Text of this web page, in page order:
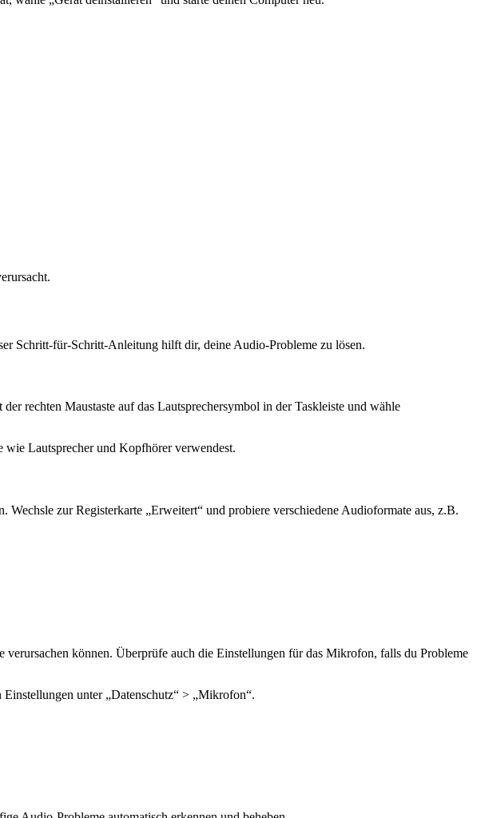
Schritt-für-Schritt-Anleitung hilft dir, deine Audio-Probleme zu lösen.
rechten Maustaste auf das Lautsprechersymbol in der Taskleiste und wähle
wie Lautsprecher und Kopfhörer verwendest.
zur Registerkarte „Erweitert“ und probiere verschiedene Audioformate aus, z.B.
können. Überprüfe auch die Einstellungen für das Mikrofon, falls du Probleme
unter „Datenschutz“ > „Mikrofon“.